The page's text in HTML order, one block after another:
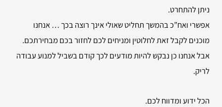
ניתן להתחרט.
אפשרי ואח”כ בהמשך תחליט שאולי אינך רוצה בכך … אנחנו
מוכנים לקבל זאת לחלוטין ומניחים לכם לחזור בכם מבחירתכם.
אבל אנחנו כן נבקש להיות מודעים לכך קודם בשביל למנוע עבודה
לריק.
הכל ידוע ומדווח לכם.